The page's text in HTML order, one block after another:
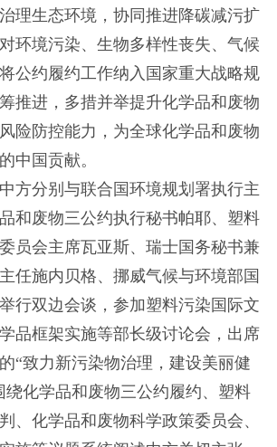
理生态环境，协同推进降碳减污扩
环境污染、生物多样性丧失、气候
公约履约工作纳入国家重大战略规
推进，多措并举提升化学品和废物
险防控能力，为全球化学品和废物
中国贡献。
分别与联合国环境规划署执行主
和废物三公约执行秘书帕耶、塑料
员会主席瓦亚斯、瑞士国务秘书兼
任施内贝格、挪威气候与环境部国
行双边会谈，参加塑料污染国际文
品框架实施等部长级讨论会，出席
“致力新污染物治理，建设美丽健
绕化学品和废物三公约履约、塑料
、化学品和废物科学政策委员会、